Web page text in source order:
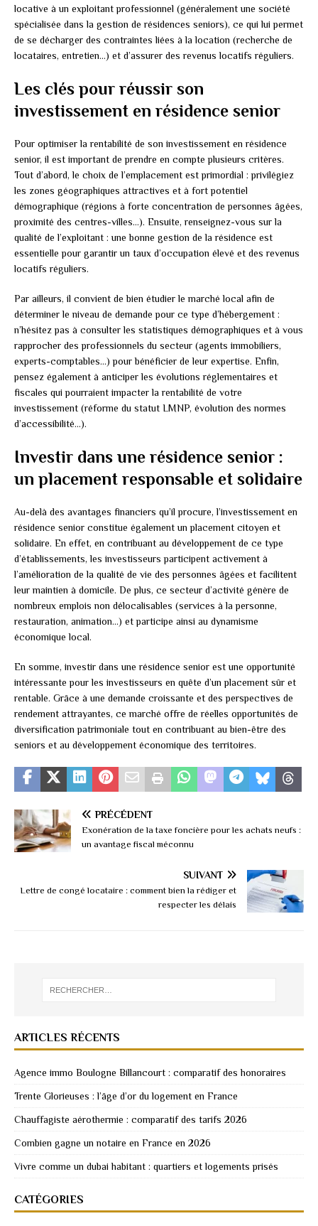
locative à un exploitant professionnel (généralement une société
spécialisée dans la gestion de résidences seniors), ce qui lui permet
de se décharger des contraintes liées à la location (recherche de
locataires, entretien…) et d’assurer des revenus locatifs réguliers.
Les clés pour réussir son
investissement en résidence senior
Pour optimiser la rentabilité de son investissement en résidence
senior, il est important de prendre en compte plusieurs critères.
Tout d’abord, le choix de l’emplacement est primordial : privilégiez
les zones géographiques attractives et à fort potentiel
démographique (régions à forte concentration de personnes âgées,
proximité des centres-villes…). Ensuite, renseignez-vous sur la
qualité de l’exploitant : une bonne gestion de la résidence est
essentielle pour garantir un taux d’occupation élevé et des revenus
locatifs réguliers.
Par ailleurs, il convient de bien étudier le marché local afin de
déterminer le niveau de demande pour ce type d’hébergement :
n’hésitez pas à consulter les statistiques démographiques et à vous
rapprocher des professionnels du secteur (agents immobiliers,
experts-comptables…) pour bénéficier de leur expertise. Enfin,
pensez également à anticiper les évolutions réglementaires et
fiscales qui pourraient impacter la rentabilité de votre
investissement (réforme du statut LMNP, évolution des normes
d’accessibilité…).
Investir dans une résidence senior :
un placement responsable et solidaire
Au-delà des avantages financiers qu’il procure, l’investissement en
résidence senior constitue également un placement citoyen et
solidaire. En effet, en contribuant au développement de ce type
d’établissements, les investisseurs participent activement à
l’amélioration de la qualité de vie des personnes âgées et facilitent
leur maintien à domicile. De plus, ce secteur d’activité génère de
nombreux emplois non délocalisables (services à la personne,
restauration, animation…) et participe ainsi au dynamisme
économique local.
En somme, investir dans une résidence senior est une opportunité
intéressante pour les investisseurs en quête d’un placement sûr et
rentable. Grâce à une demande croissante et des perspectives de
rendement attrayantes, ce marché offre de réelles opportunités de
diversification patrimoniale tout en contribuant au bien-être des
seniors et au développement économique des territoires.
PRÉCÉDENT
Exonération de la taxe foncière pour les achats neufs :
un avantage fiscal méconnu
SUIVANT
Lettre de congé locataire : comment bien la rédiger et
respecter les délais
ARTICLES RÉCENTS
Agence immo Boulogne Billancourt : comparatif des honoraires
Trente Glorieuses : l’âge d’or du logement en France
Chauffagiste aérothermie : comparatif des tarifs 2026
Combien gagne un notaire en France en 2026
Vivre comme un dubai habitant : quartiers et logements prisés
CATÉGORIES